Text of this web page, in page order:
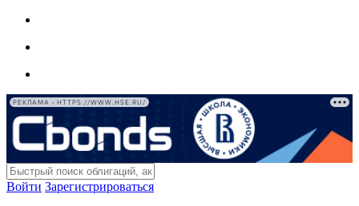
РЕКЛАМА • HTTPS://WWW.HSE.RU/
Войти Зарегистрироваться